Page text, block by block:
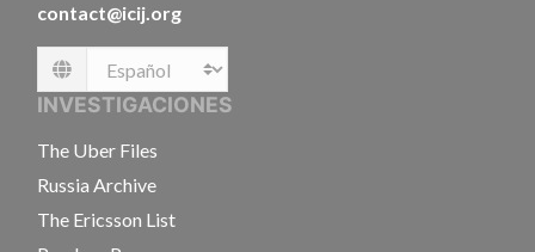
contact@icij.org
Language
INVESTIGACIONES
The Uber Files
Russia Archive
The Ericsson List